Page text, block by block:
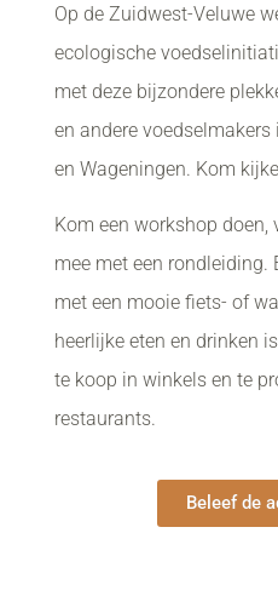
Op de Zuidwest-Veluwe
ecologische
met deze bijzondere
en andere voedselmakers
en Wageningen. Kom
Kom een workshop doen,
mee met een rondleiding.
met een mooie fiets- of
heerlijke eten en drinken
te koop in winkels en te
restaurants.
Beleef de